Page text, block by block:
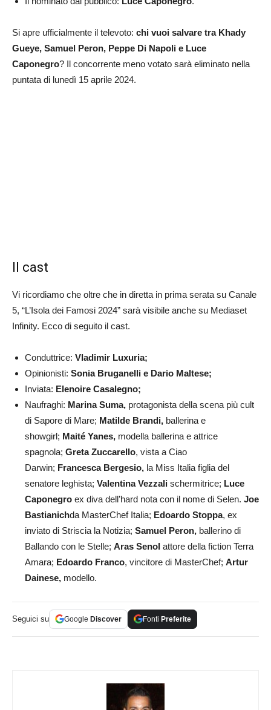
Si apre ufficialmente il televoto: chi vuoi salvare tra Khady
Gueye, Samuel
Peron, Peppe Di Napoli e Luce
Caponegro? Il concorrente meno votato sarà eliminato nella
puntata di lunedì 15 aprile 2024.
Il cast
Vi ricordiamo che oltre che in diretta in prima serata su Canale
5, “L’Isola dei Famosi 2024” sarà visibile anche su Mediaset
Infinity. Ecco di seguito il cast.
Conduttrice: Vladimir Luxuria;
Opinionisti: Sonia Bruganelli e Dario Maltese;
Inviata: Elenoire Casalegno;
Naufraghi: Marina Suma, protagonista della scena più cult
di Sapore di Mare; Matilde Brandi, ballerina e
showgirl; Maité Yanes, modella ballerina e attrice
spagnola; Greta Zuccarello, vista a Ciao
Darwin; Francesca Bergesio, la Miss Italia figlia del
senatore leghista; Valentina Vezzali schermitrice; Luce
Caponegro ex diva dell’hard nota con il nome di Selen. Joe
Bastianichda MasterChef Italia; Edoardo Stoppa, ex
inviato di Striscia la Notizia; Samuel Peron, ballerino di
Ballando con le Stelle; Aras Senol attore della fiction Terra
Amara; Edoardo Franco, vincitore di MasterChef; Artur
Dainese, modello.
Seguici su Google Discover Fonti Preferite